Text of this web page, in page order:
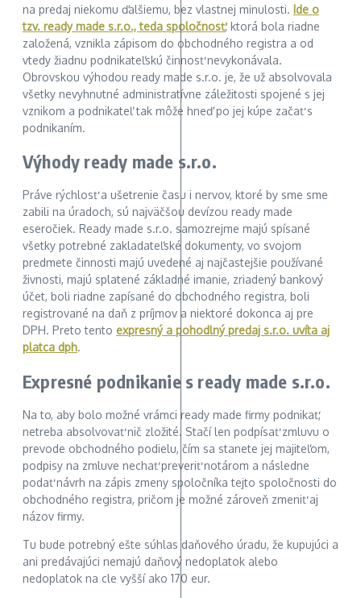
na predaj niekomu ďalšiemu, bez vlastnej minulosti. Ide o
tzv. ready made s.r.o., teda spoločnosť, ktorá bola riadne
založená, vznikla zápisom do obchodného registra a od
vtedy žiadnu podnikateľskú činnosť nevykonávala.
Obrovskou výhodou ready made s.r.o. je, že už absolvovala
všetky nevyhnutné administratívne záležitosti spojené s jej
vznikom a podnikateľ tak môže hneď po jej kúpe začať s
podnikaním.
Výhody ready made s.r.o.
Práve rýchlosť a ušetrenie času i nervov, ktoré by sme sme
zabili na úradoch, sú najväčšou devízou ready made
eseročiek. Ready made s.r.o. samozrejme majú spísané
všetky potrebné zakladateľské dokumenty, vo svojom
predmete činnosti majú uvedené aj najčastejšie používané
živnosti, majú splatené základné imanie, zriadený bankový
účet, boli riadne zapísané do obchodného registra, boli
registrované na daň z príjmov a niektoré dokonca aj pre
DPH. Preto tento expresný a pohodlný predaj s.r.o. uvíta aj
platca dph.
Expresné podnikanie s ready made s.r.o.
Na to, aby bolo možné vrámci ready made firmy podnikať,
netreba absolvovať nič zložité. Stačí len podpísať zmluvu o
prevode obchodného podielu, čím sa stanete jej majiteľom,
podpisy na zmluve nechať preveriť notárom a následne
podať návrh na zápis zmeny spoločníka tejto spoločnosti do
obchodného registra, pričom je možné zároveň zmeniť aj
názov firmy.
Tu bude potrebný ešte súhlas daňového úradu, že kupujúci a
ani predávajúci nemajú daňový nedoplatok alebo
nedoplatok na cle vyšší ako 170 eur.